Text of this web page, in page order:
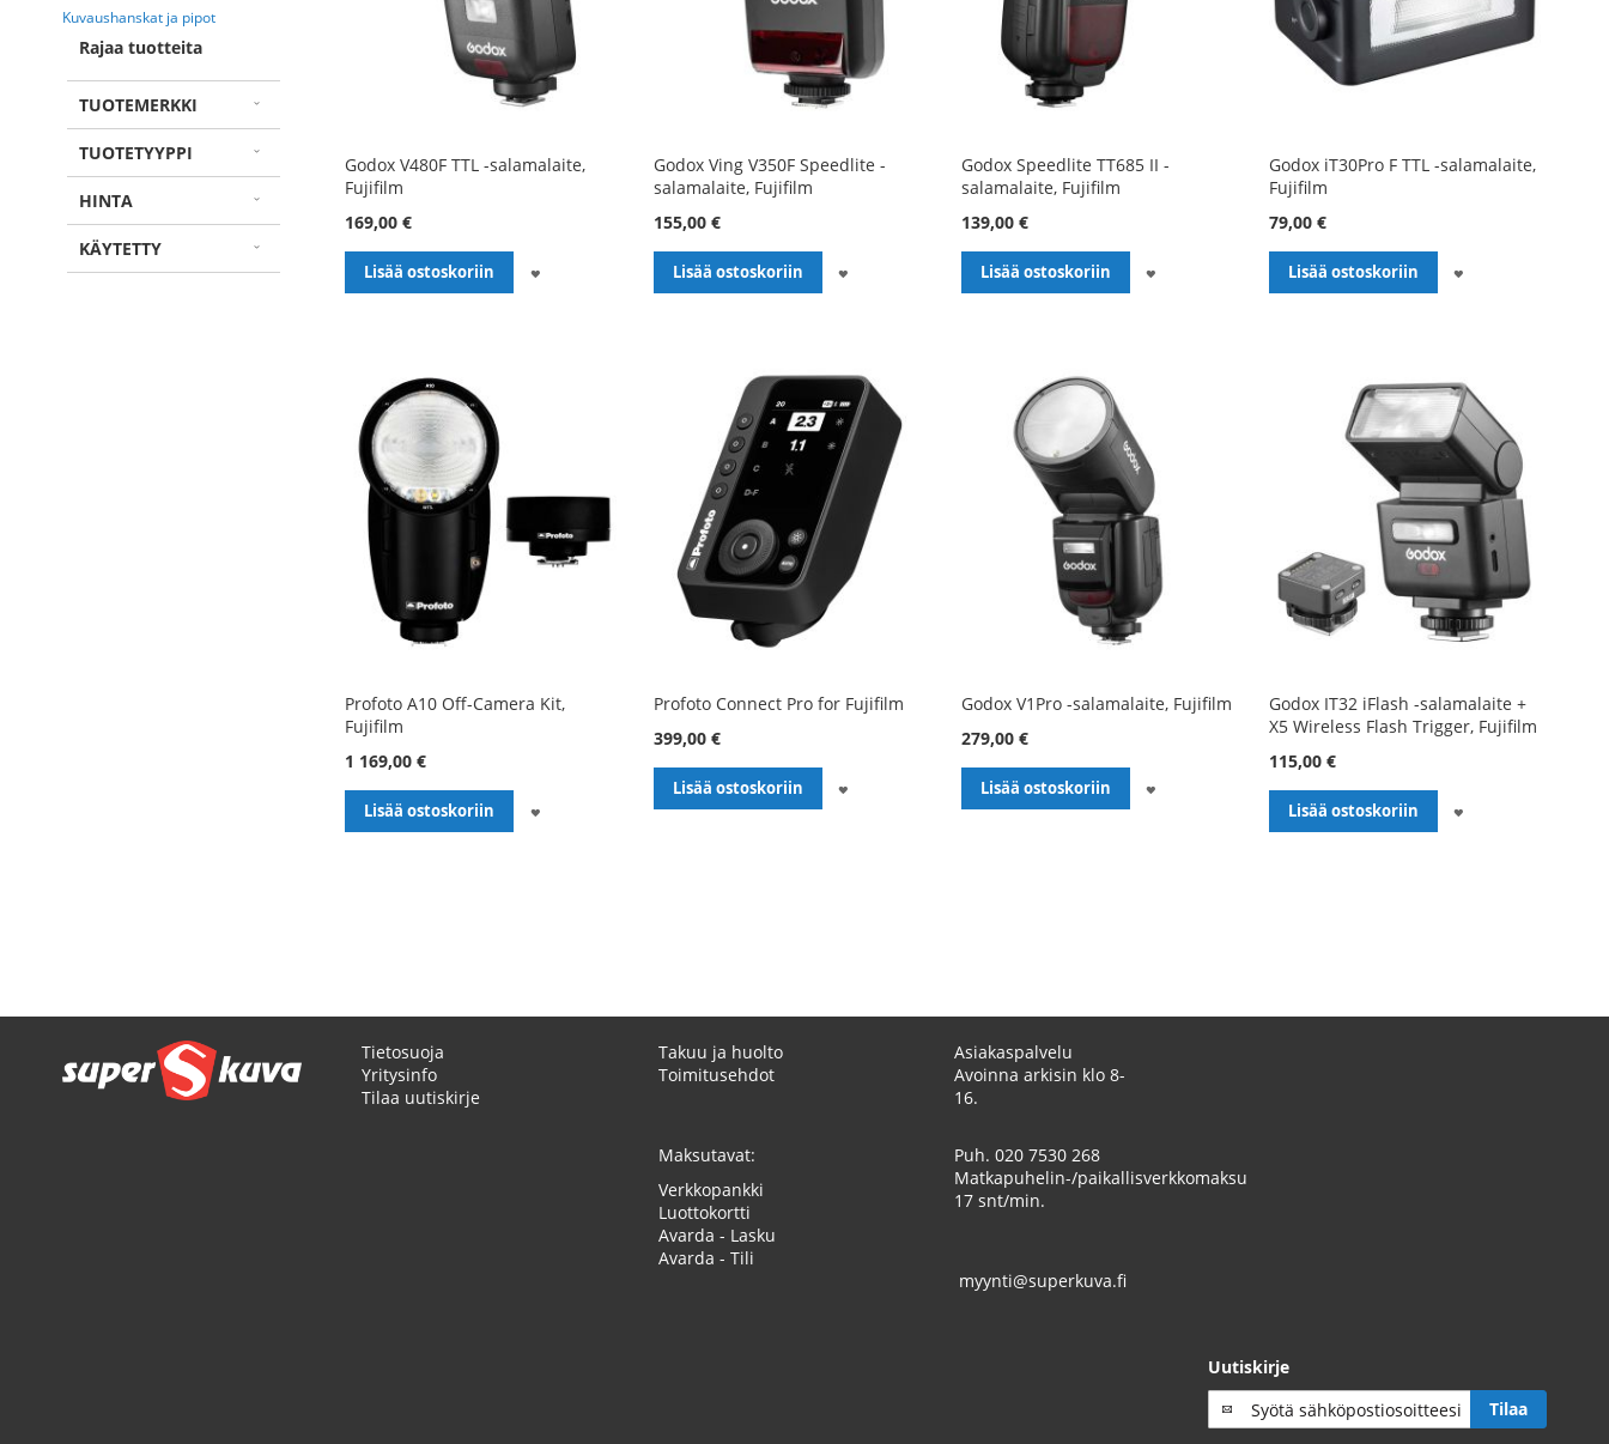
Godox V480F TTL -salamalaite,
Fujifilm
169,00 €
Lisää ostoskoriin
Godox Ving V350F Speedlite -
salamalaite, Fujifilm
155,00 €
Lisää ostoskoriin
Godox Speedlite TT685 II -
salamalaite, Fujifilm
139,00 €
Lisää ostoskoriin
Godox iT30Pro F TTL -salamalaite,
Fujifilm
79,00 €
Lisää ostoskoriin
Profoto A10 Off-Camera Kit,
Fujifilm
1 169,00 €
Lisää ostoskoriin
Profoto Connect Pro for Fujifilm
399,00 €
Lisää ostoskoriin
Godox V1Pro -salamalaite, Fujifilm
279,00 €
Lisää ostoskoriin
TOIVELISTALLE
Godox IT32 iFlash -salamalaite +
X5 Wireless Flash Trigger, Fujifilm
115,00 €
Lisää ostoskoriin
Kuvaushanskat ja pipot
Rajaa tuotteita
TUOTEMERKKI
TUOTETYYPPI
HINTA
KÄYTETTY
Tietosuoja
Yritysinfo
Tilaa uutiskirje
Takuu ja huolto
Toimitusehdot
Maksutavat:
Verkkopankki
Luottokortti
Avarda - Lasku
Avarda - Tili
Asiakaspalvelu
Avoinna arkisin klo 8-
16.
Puh. 020 7530 268
Matkapuhelin-/paikallisverkkomaksu
17 snt/min.
myynti@superkuva.fi
Uutiskirje
Tilaa
uutiskirje
Tilaa